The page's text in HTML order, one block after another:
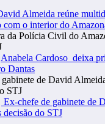
Almeida reúne
o interior do
Anabela Cardoso deixa
Dantas
Ex-chefe de gabinete de
decisão do STJ